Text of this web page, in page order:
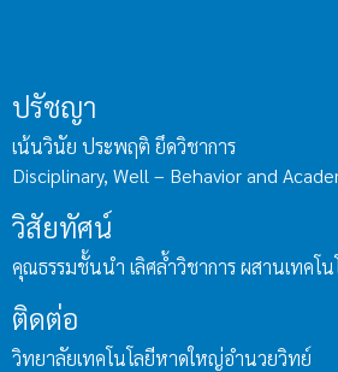
ปรัชญา
เน้นวินัย ประพฤติ ยึดวิชาการ
Disciplinary, Well – Behavior and
วิสัยทัศน์
คุณธรรมชั้นนำ เลิศล้ำวิชาการ ผสานเทคโ
ติดต่อ
วิทยาลัยเทคโนโลยีหาดใหญ่อำนวยวิทย์